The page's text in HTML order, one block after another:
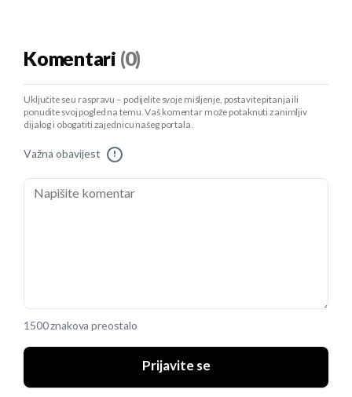
Komentari (0)
Uključite se u raspravu – podijelite svoje mišljenje, postavite pitanja ili
ponudite svoj pogled na temu. Vaš komentar može potaknuti zanimljiv
dijalog i obogatiti zajednicu našeg portala.
Važna obavijest !
1500 znakova preostalo
Prijavite se